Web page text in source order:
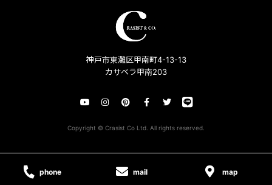
神戸市東灘区甲南町4-13-13
カサベラ甲南203
Copyright © Crasist Co Ltd. All rights reserved.
phone mail map